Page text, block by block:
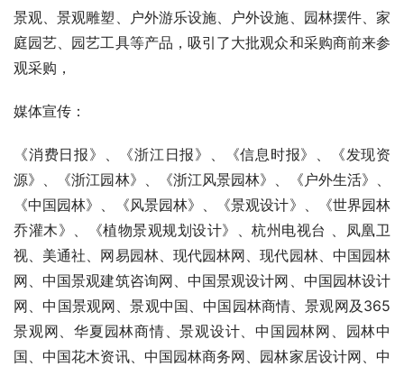
景观、景观雕塑、户外游乐设施、户外设施、园林摆件、家
庭园艺、园艺工具等产品，吸引了大批观众和采购商前来参
观采购，
媒体宣传：
《消费日报》、《浙江日报》、《信息时报》、《发现资
源》、《浙江园林》、《浙江风景园林》、《户外生活》、
《中国园林》、《风景园林》、《景观设计》、《世界园林
乔灌木》、《植物景观规划设计》、杭州电视台 、凤凰卫
视、美通社、网易园林、现代园林网、现代园林、中国园林
网、中国景观建筑咨询网、中国景观设计网、中国园林设计
网、中国景观网、景观中国、中国园林商情、景观网及365
景观网、华夏园林商情、景观设计、中国园林网、园林中
国、中国花木资讯、中国园林商务网、园林家居设计网、中